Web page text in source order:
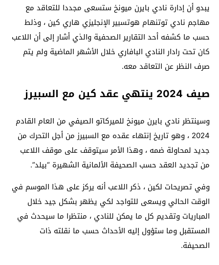
يبدو أن إدارة نادي بايرن ميونخ ستسعى مجددا للتعاقد مع
مهاجم نادي توتنهام هوتسبير الإنجليزي هاري كين ، وذلط
حسب ما كشفه أحد التقارير الصحفية والذي أشار إلى أن اللاعب
كان تحت رادار النادي البافاري خلال الأشهر الماضية ولم يتم
صرف النظر عن التعاقد معه.
صيف 2024 ينتهي عقد كين مع السبيرز
وسينتظر نادي بايرن ميونخ للميركاتو الصيفي من العام القادم
2024 ، وهو تاريخ إنتهاء عقده مع السبيرز من أجل التحرك من
جديد لمحاولة ضمه ، وهذا الأمر سيتوقف على موقف اللاعب
من تجديد العقد حسب الصحيفة الألمانية الشهيرة “بيلد”.
وفي تصريحات لكين ، ذكر اللاعب أنه يركز على هذا الموسم في
الوقت الحالي ويسعى للتواجد لكي يظهر بشكل جيد خلال
المباريات وتقديم كل ما يمكن للنادي ، منتظرا ما سيحدث في
المستقبل وما ستؤول إليه الأحداث حسب ما نقلته ذات
الصحيفة.